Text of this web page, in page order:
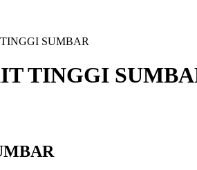
SUMBAR
TINGGI